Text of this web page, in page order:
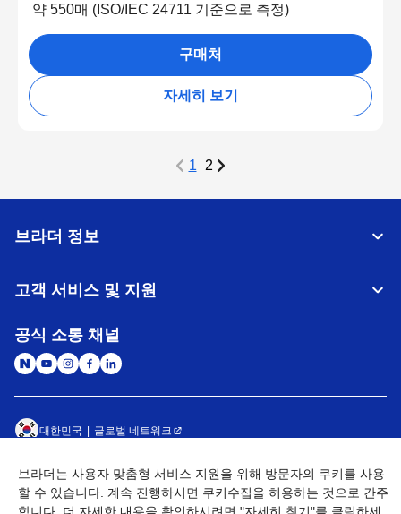
약 550매 (ISO/IEC 24711 기준으로 측정)
구매처
자세히 보기
1 2
브라더 정보
고객 서비스 및 지원
공식 소통 채널
대한민국 글로벌 네트워크
개인정보처리방침 이용약관
사이트맵
개인정보취급방침 (Brother Industries, Ltd.)
Go to Global Site
브라더는 사용자 맞춤형 서비스 지원을 위해 방문자의 쿠키를 사용
할 수 있습니다. 계속 진행하시면 쿠키수집을 허용하는 것으로 간주